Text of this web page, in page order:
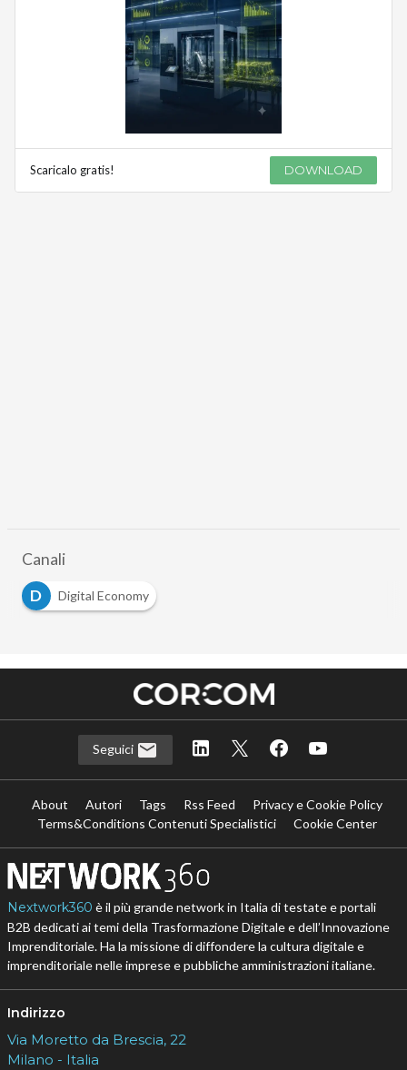
Scaricalo gratis! DOWNLOAD
Canali
D
Digital Economy
Seguici
About Autori Tags Rss Feed
Privacy e Cookie Policy
Terms&Conditions Contenuti Specialistici
Cookie Center
Nextwork360 è il più grande network in Italia di testate e portali
B2B dedicati ai temi della Trasformazione Digitale e dell’Innovazione
Imprenditoriale. Ha la missione di diffondere la cultura digitale e
imprenditoriale nelle imprese e pubbliche amministrazioni italiane.
Indirizzo
Via Moretto da Brescia, 22
Milano - Italia